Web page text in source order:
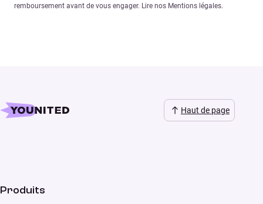
remboursement avant de vous engager. Lire nos Mentions légales.
Haut de page
Produits